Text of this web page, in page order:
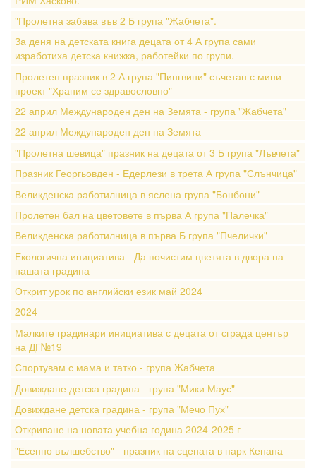
"Пролетна забава във 2 Б група "Жабчета".
За деня на детската книга децата от 4 А група сами
изработиха детска книжка, работейки по групи.
Пролетен празник в 2 А група "Пингвини" съчетан с мини
проект "Храним се здравословно"
22 април Международен ден на Земята - група "Жабчета"
22 април Международен ден на Земята
"Пролетна шевица" празник на децата от 3 Б група "Лъвчета"
Празник Георгьовден - Едерлези в трета А група "Слънчица"
Великденска работилница в яслена група "Бонбони"
Пролетен бал на цветовете в първа А група "Палечка"
Великденска работилница в първа Б група "Пчелички"
Екологична инициатива - Да почистим цветята в двора на
нашата градина
Открит урок по английски език май 2024
2024
Малките градинари инициатива с децата от сграда център
на ДГ№19
Спортувам с мама и татко - група Жабчета
Довиждане детска градина - група "Мики Маус"
Довиждане детска градина - група "Мечо Пух"
Откриване на новата учебна година 2024-2025 г
"Есенно вълшебство" - празник на сцената в парк Кенана